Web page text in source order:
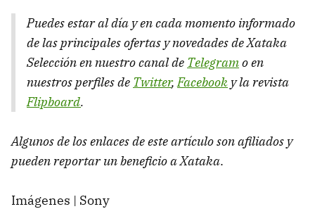
Puedes estar al día y en cada momento informado
de las principales ofertas y novedades de Xataka
Selección en nuestro canal de Telegramo en
nuestros perfiles de Twitter,Facebook y la revista
Flipboard.
Algunos de los enlaces de este artículo son afiliados y
pueden reportar un beneficio a Xataka.
Imágenes | Sony